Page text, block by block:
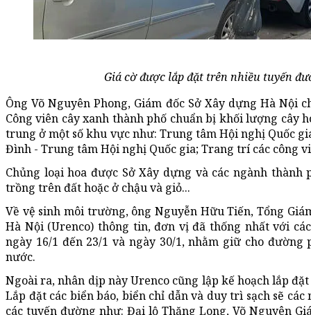
Giá cờ được lắp đặt trên nhiều tuyến
Ông Võ Nguyên Phong, Giám đốc Sở Xây dựng Hà
Công viên cây xanh thành phố chuẩn bị khối lượng cây
trung ở một số khu vực như: Trung tâm Hội nghị Quốc
Đình - Trung tâm Hội nghị Quốc gia; Trang trí các công
Chủng loại hoa được Sở Xây dựng và các ngành
trồng trên đất hoặc ở chậu và giỏ...
Về vệ sinh môi trường, ông Nguyễn Hữu Tiến, Tổng
Hà Nội (Urenco) thông tin, đơn vị đã thống nhất với
ngày 16/1 đến 23/1 và ngày 30/1, nhằm giữ cho
nước.
Ngoài ra, nhân dịp này Urenco cũng lập kế hoạch lắp
Lắp đặt các biển báo, biển chỉ dẫn và duy trì sạch sẽ
các tuyến đường như: Đại lộ Thăng Long, Võ Nguyên